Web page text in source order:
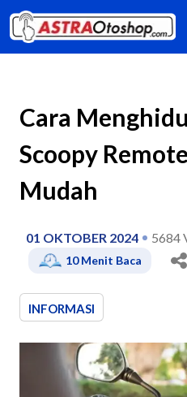
Cara
Scoopy
Mudah
01 OKTOBER 2024 5684
10Menit Baca
INFORMASI